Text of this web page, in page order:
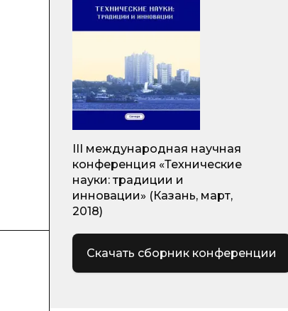
III международная научная
конференция «Технические
науки: традиции и
инновации» (Казань, март,
2018)
Скачать сборник конференции